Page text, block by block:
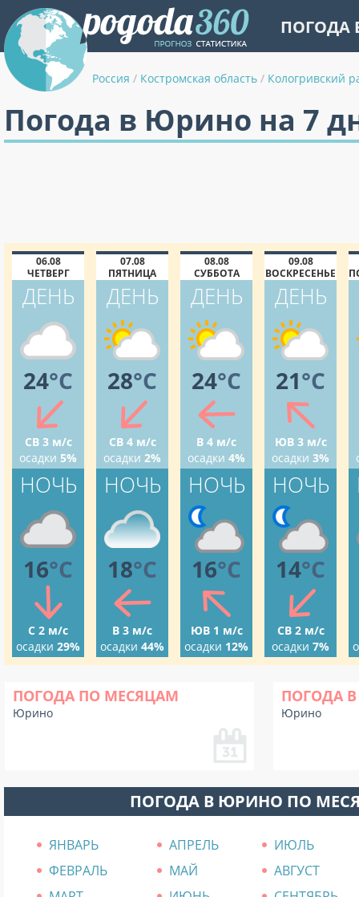
ПОГОДА
Россия / Костромская область / Кологривский
Погода в Юрино на 7
06.08
ЧЕТВЕРГ
ДЕНЬ
24°C
СВ 3 м/с
осадки 5%
НОЧЬ
16°C
С 2 м/с
осадки 29%
07.08
ПЯТНИЦА
ДЕНЬ
28°C
СВ 4 м/с
осадки 2%
НОЧЬ
18°C
В 3 м/с
осадки 44%
08.08
СУББОТА
ДЕНЬ
24°C
В 4 м/с
осадки 4%
НОЧЬ
16°C
ЮВ 1 м/с
осадки 12%
09.08
ВОСКРЕСЕНЬЕ
ДЕНЬ
21°C
ЮВ 3 м/с
осадки 3%
НОЧЬ
14°C
СВ 2 м/с
осадки 7%
ПОГОДА ПО МЕСЯЦАМ
Юрино
ПОГОДА В
Юрино
ПОГОДА В ЮРИНО ПО
ЯНВАРЬ АПРЕЛЬ
ИЮЛЬ
ФЕВРАЛЬ
МАЙ
АВГУСТ